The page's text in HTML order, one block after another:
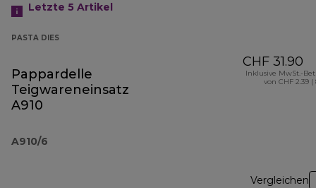
Letzte 5 Artikel
PASTA DIES
Pappardelle
Teigwareneinsatz
A910
A910/6
CHF 31.90
Inklusive MwSt.-
von CHF 2.39 (
Vergleichen